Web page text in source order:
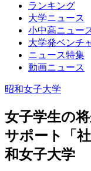
ランキング
大学ニュース
小中高ニュー
大学発ベンチ
ニュース特集
動画ニュース
昭和女子大学
女子学生の
サポート「
和女子大学